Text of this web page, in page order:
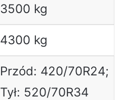
3500 kg
4300 kg
Przód: 420/70R24;
Tył: 520/70R34